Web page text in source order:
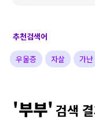
추천검색어
우울증 자살 가난
선한영향력 예술&영
'부부'검색